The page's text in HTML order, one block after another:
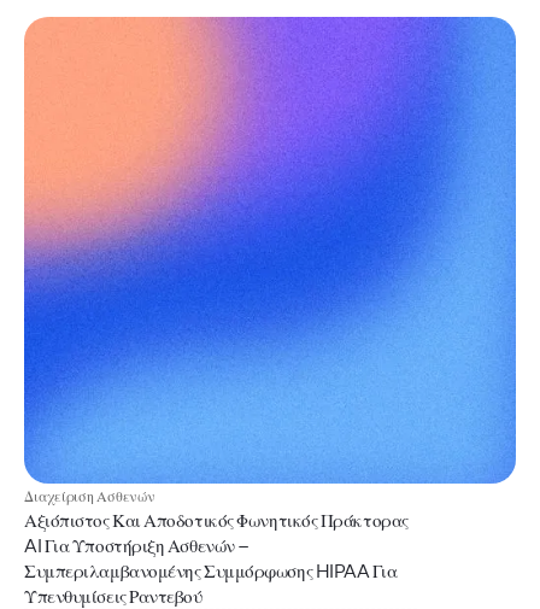
Διαχείριση Ασθενών
Αξιόπιστος Και Αποδοτικός Φωνητικός Πράκτορας
AI Για Υποστήριξη Ασθενών –
Συμπεριλαμβανομένης Συμμόρφωσης HIPAA Για
Υπενθυμίσεις Ραντεβού